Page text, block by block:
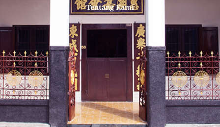
Tentang Kami